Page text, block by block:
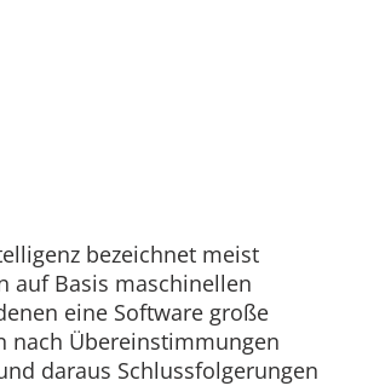
bezeichnet meist
auf Basis maschinellen
eine Software große
nach Übereinstimmungen
daraus Schlussfolgerungen